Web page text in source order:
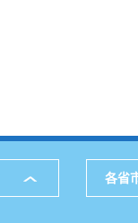
各省